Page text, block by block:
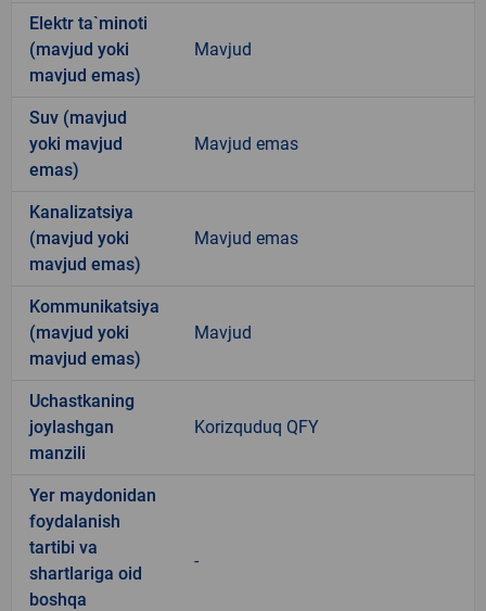
Elektr ta`minoti
(mavjud yoki
mavjud emas)
Mavjud
Suv (mavjud
yoki mavjud
emas)
Mavjud emas
Kanalizatsiya
(mavjud yoki
mavjud emas)
Mavjud emas
Kommunikatsiya
(mavjud yoki
mavjud emas)
Mavjud
Uchastkaning
joylashgan
manzili
Korizquduq QFY
Yer maydonidan
foydalanish
tartibi va
shartlariga oid
boshqa
-